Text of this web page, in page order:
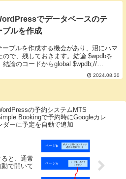
でデータベースのテ
ブルを作成
ブルを作成する機会があり、沼にハマ
で、残しておきます。結論 $wpdbを
論のコードからglobal $wpdb;//
2024.08.30
の予約システムMTS
Bookingで予約時にGoogleカレ
ダーに予定を自動で追加
と、通常
で開いて